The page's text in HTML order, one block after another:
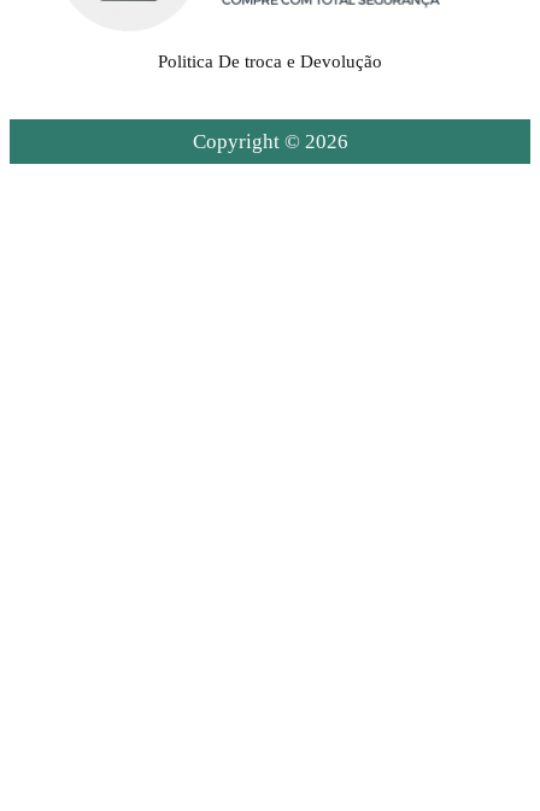
Politica De troca e Devolução
Copyright © 2026